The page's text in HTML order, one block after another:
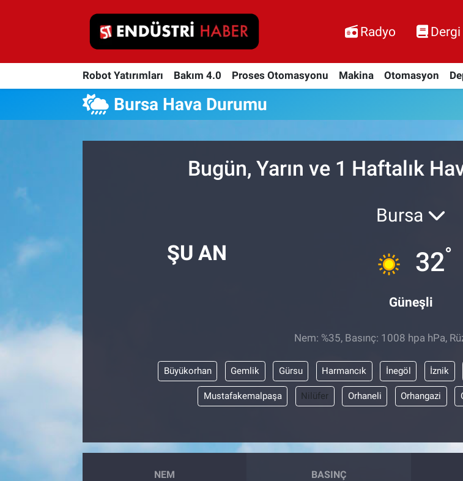
Radyo Dergi
Robot Yatırımları Bakım 4.0 Proses Otomasyonu Makina Otomasyon
Bursa Hava Durumu
Bugün, Yarın ve 1 Haftalık
ŞU AN
Bursa
32°
Güneşli
Nem: %35, Basınç: 1008 hpa hPa,
Büyükorhan Gemlik Gürsu Harmancık İnegöl İznik
Mustafakemalpaşa Nilüfer Orhaneli Orhangazi
NEM BASINÇ
Robot Yatırımları
Proses Otomasyonu
Enerjisini Üreten Fabrikalar
Endüstri 4.0 Uygulamaları